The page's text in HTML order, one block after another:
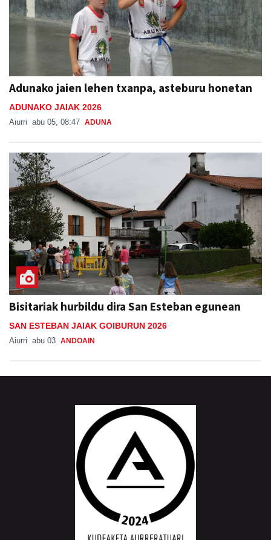
Adunako jaien lehen txanpa, asteburu honetan
ADUNAKO JAIAK 2026
Aiurri abu 05, 08:47 ADUNA
Bisitariak hurbildu dira San Esteban egunean
SAN ESTEBAN JAIAK GOIBURUN 2026
Aiurri abu 03 ANDOAIN